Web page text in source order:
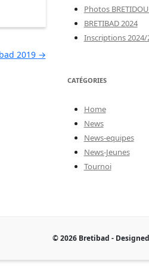
2019 →
Photos
BRETIBAD 2024
Inscriptions 2024/
CATÉGORIES
Home
News
News-equipes
News-Jeunes
Tournoi
© 2026 Bretibad -